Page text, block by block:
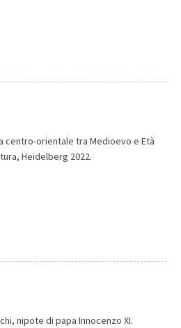
centro-orientale tra Medioevo e Età
Heidelberg 2022.
nipote di papa Innocenzo XI.